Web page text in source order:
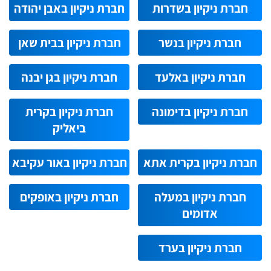
חברת ניקיון בשדרות חברת ניקיון באבן יהודה
חברת ניקיון בנשר חברת ניקיון בבית שאן
חברת ניקיון באלעד חברת ניקיון בגן יבנה
חברת ניקיון בדימונה
חברת ניקיון בקרית
ביאליק
חברת ניקיון בקרית אתא חברת ניקיון באור עקיבא
חברת ניקיון במעלה
אדומים
חברת ניקיון באופקים
חברת ניקיון בערד